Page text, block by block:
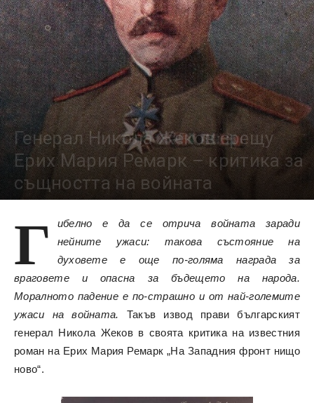
Генерал Никола Жеков срещу
Ерих Мария Ремарк – критика за
същността на войната
Г
ибелно е да се отрича войната заради
нейните ужаси: такова състояние на
духовете е още по-голяма награда за
враговете и опасна за бъдещето на народа.
Моралното падение е по-страшно и от най-големите
ужаси на войната.
Такъв извод прави българският
генерал Никола Жеков в своята критика на известния
роман на Ерих Мария Ремарк „На Западния фронт нищо
ново“.